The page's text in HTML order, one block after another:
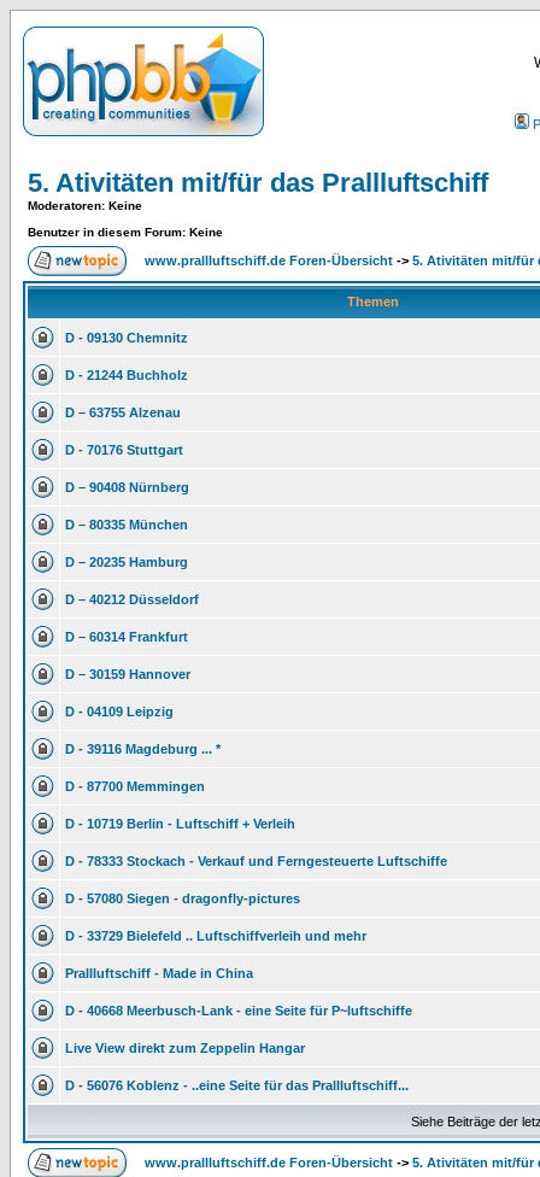
5. Ativitäten mit/für das Prallluftschiff
Moderatoren: Keine
Benutzer in diesem Forum: Keine
www.prallluftschiff.de Foren-Übersicht -> 5. Ativitäten mit/für
Themen
D - 09130 Chemnitz
D - 21244 Buchholz
D – 63755 Alzenau
D - 70176 Stuttgart
D – 90408 Nürnberg
D – 80335 München
D – 20235 Hamburg
D – 40212 Düsseldorf
D – 60314 Frankfurt
D – 30159 Hannover
D - 04109 Leipzig
D - 39116 Magdeburg ... *
D - 87700 Memmingen
D - 10719 Berlin - Luftschiff + Verleih
D - 78333 Stockach - Verkauf und Ferngesteuerte Luftschiffe
D - 57080 Siegen - dragonfly-pictures
D - 33729 Bielefeld .. Luftschiffverleih und mehr
Prallluftschiff - Made in China
D - 40668 Meerbusch-Lank - eine Seite für P~luftschiffe
Live View direkt zum Zeppelin Hangar
D - 56076 Koblenz - ..eine Seite für das Prallluftschiff...
Siehe Beiträge der
www.prallluftschiff.de Foren-Übersicht -> 5. Ativitäten mit/für